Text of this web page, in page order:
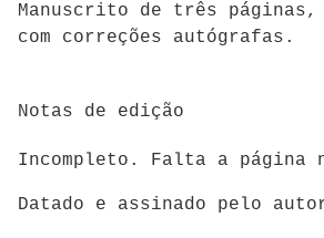
Manuscrito de três páginas,
com correções autógrafas.
Notas de edição
Incompleto. Falta a página
Datado e assinado pelo